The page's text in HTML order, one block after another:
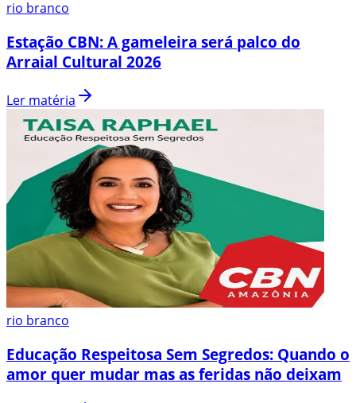
rio branco
Estação CBN: A gameleira será palco do
Arraial Cultural 2026
Ler matéria
rio branco
Educação Respeitosa Sem Segredos: Quando o
amor quer mudar mas as feridas não deixam